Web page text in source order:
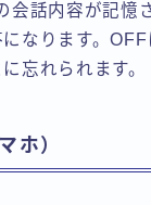
会話内容が記憶
なります。
忘れられます。
ホ）